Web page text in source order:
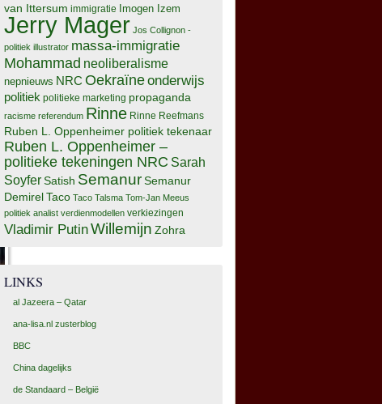
van Ittersum immigratie Imogen Izem
Jerry Mager Jos Collignon -
politiek illustrator massa-immigratie
Mohammad neoliberalisme
nepnieuws NRC Oekraïneonderwijs
politiek politieke marketing propaganda
racisme referendum Rinne Rinne Reefmans
Ruben L. Oppenheimer politiek tekenaar
Ruben L. Oppenheimer –
politieke tekeningen NRC Sarah
Soyfer Satish SemanurSemanur
DemirelTaco Taco Talsma Tom-Jan Meeus
politiek analist verdienmodellen verkiezingen
Vladimir PutinWillemijn Zohra
LINKS
al Jazeera – Qatar
ana-lisa.nl zusterblog
BBC
China dagelijks
de Standaard – België